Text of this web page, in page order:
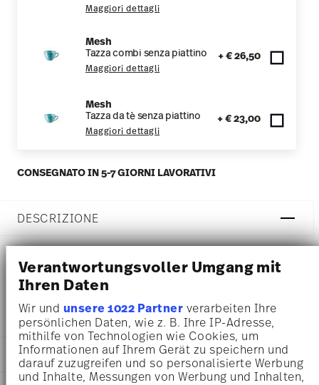
Verantwortungsvoller Umgang mit
Ihren Daten
Wir und unsere 1022 Partnerverarbeiten Ihre
persönlichen Daten, wie z. B. Ihre IP-Adresse,
mithilfe von Technologien wie Cookies, um
Informationen auf Ihrem Gerät zu speichern und
darauf zuzugreifen und so personalisierte Werbung
und Inhalte, Messungen von Werbung und Inhalten,
Maggiori dettagli
Mesh
Tazza combi senza piattino
Maggiori dettagli
+ € 26,50
Mesh
Tazza da tè senza piattino
Maggiori dettagli
+ € 23,00
CONSEGNATO IN 5-7 GIORNI LAVORATIVI
DESCRIZIONE
Rosenthal Mesh Colours Aqua Tazza caffè - Rotondo - Ø
DETTAGLI
Rosenthal